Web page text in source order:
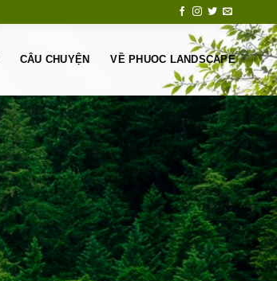
CÂU CHUYỆN VỀ PHUOC LANDSCAPE